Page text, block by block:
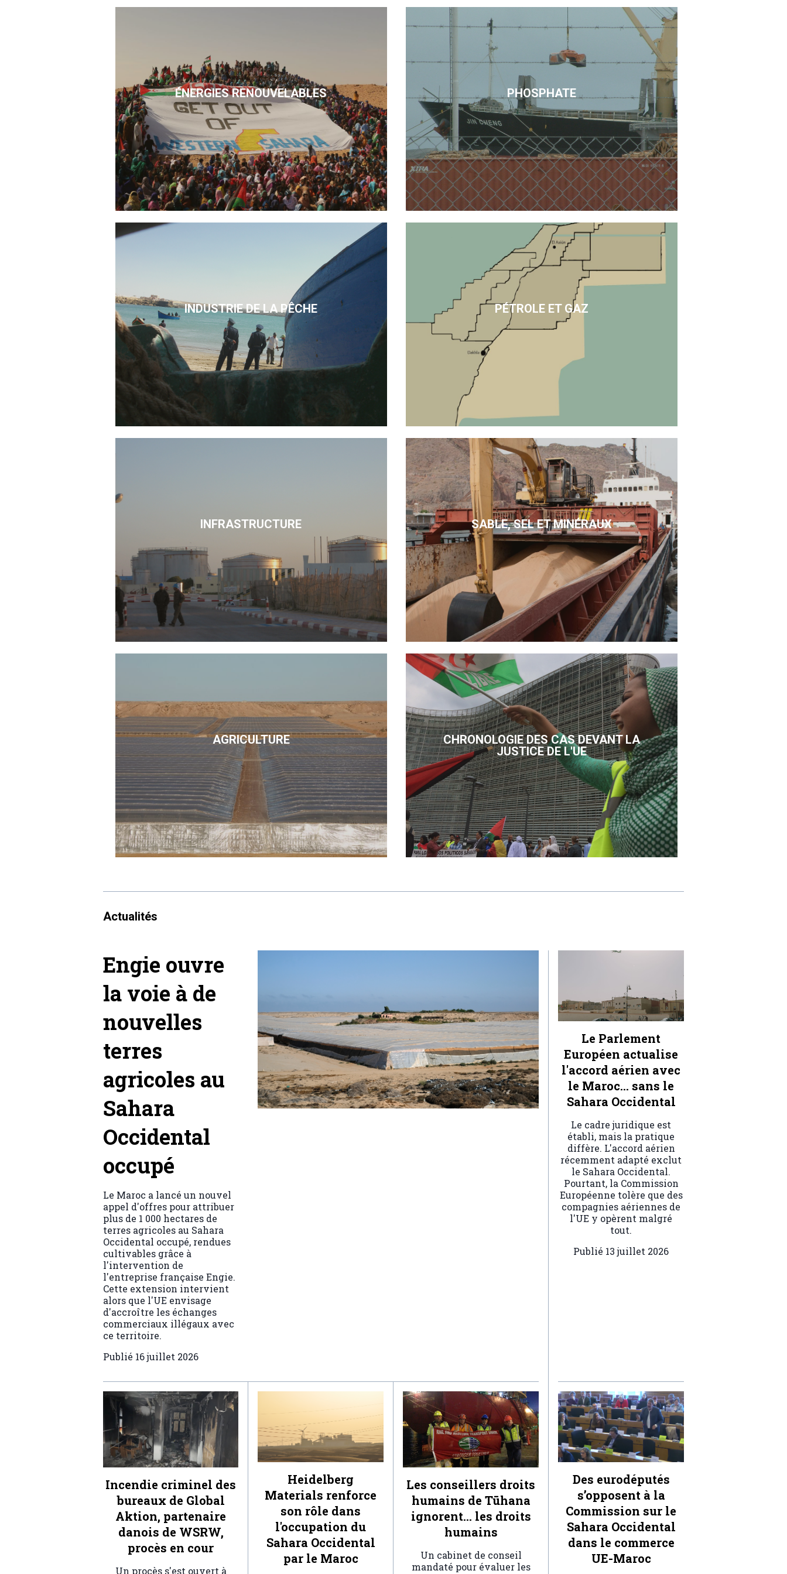
ÉNERGIES RENOUVELABLES PHOSPHATE
INDUSTRIE DE LA PÊCHE PÉTROLE ET GAZ
INFRASTRUCTURE SABLE, SEL ET MINÉRAUX
AGRICULTURE
CHRONOLOGIE DES CAS DEVANT LA
JUSTICE DE L'UE
Actualités
Engie ouvre
la voie à de
nouvelles
terres
agricoles au
Sahara
Occidental
occupé
Le Maroc a lancé un nouvel
appel d'offres pour attribuer
plus de 1 000 hectares de
terres agricoles au Sahara
Occidental occupé, rendues
cultivables grâce à
l'intervention de
l'entreprise française Engie.
Cette extension intervient
alors que l'UE envisage
d'accroître les échanges
commerciaux illégaux avec
ce territoire.
Publié 16 juillet 2026
Le Parlement
Européen actualise
l'accord aérien avec
le Maroc… sans le
Sahara Occidental
Le cadre juridique est
établi, mais la pratique
diffère. L'accord aérien
récemment adapté exclut
le Sahara Occidental.
Pourtant, la Commission
Européenne tolère que des
compagnies aériennes de
l'UE y opèrent malgré
tout.
Publié 13 juillet 2026
Incendie criminel des
bureaux de Global
Aktion, partenaire
danois de WSRW,
procès en cour
Un procès s'est ouvert à
Heidelberg
Materials renforce
son rôle dans
l'occupation du
Sahara Occidental
par le Maroc
Les conseillers droits
humains de Tūhana
ignorent… les droits
humains
Un cabinet de conseil
mandaté pour évaluer les
Des eurodéputés
s’opposent à la
Commission sur le
Sahara Occidental
dans le commerce
UE-Maroc